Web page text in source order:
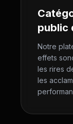
public
Notre
effets
les rires
les